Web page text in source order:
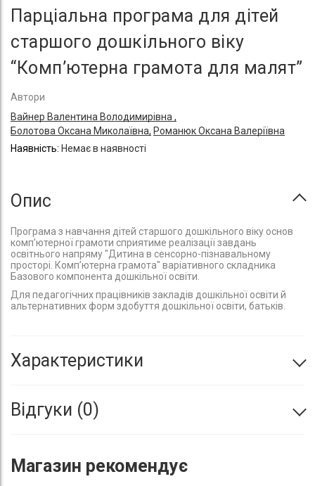
Парціальна програма для дітей
старшого дошкільного віку
“Комп’ютерна грамота для малят”
Автори
Вайнер Валентина Володимирівна ,
Болотова Оксана Миколаївна, Романюк Оксана Валеріївна
Немає в наявності
Опис
Програма з навчання дітей старшого дошкільного віку основ
комп’ютерної грамоти сприятиме реалізації завдань
освітнього напряму "Дитина в сенсорно-пізнавальному
просторі. Комп’ютерна грамота" варіативного складника
Базового компонента дошкільної освіти.
Для педагогічних працівників закладів дошкільної освіти й
альтернативних форм здобуття дошкільної освіти, батьків.
Характеристики
Відгуки 0
Магазин рекомендує